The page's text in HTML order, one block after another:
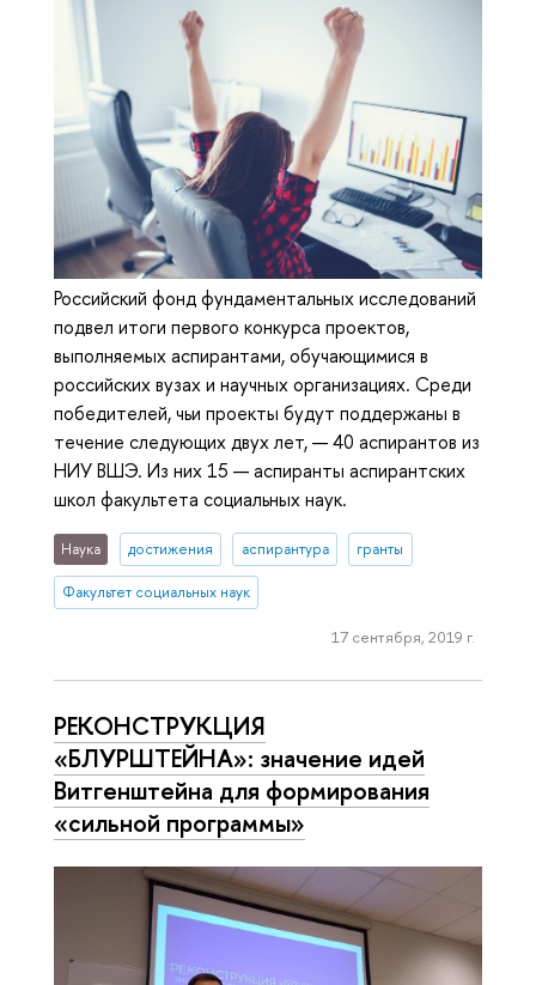
Российский фонд фундаментальных исследований
подвел итоги первого конкурса проектов,
выполняемых аспирантами, обучающимися в
российских вузах и научных организациях. Среди
победителей, чьи проекты будут поддержаны в
течение следующих двух лет, — 40 аспирантов из
НИУ ВШЭ. Из них 15 — аспиранты аспирантских
школ факультета социальных наук.
Наука достижения аспирантура гранты
Факультет социальных наук
17 сентября, 2019 г.
РЕКОНСТРУКЦИЯ
«БЛУРШТЕЙНА»: значение идей
Витгенштейна для формирования
«сильной программы»